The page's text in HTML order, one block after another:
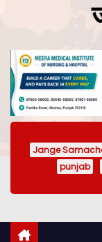
Jange
punjab